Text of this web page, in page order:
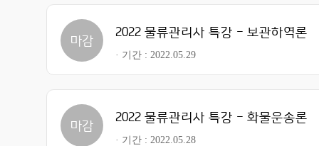
마감 2022 물류관리사 특강 - 보관하역론
기간 2022.05.29
마감 2022 물류관리사 특강 - 화물운송론
기간 2022.05.28